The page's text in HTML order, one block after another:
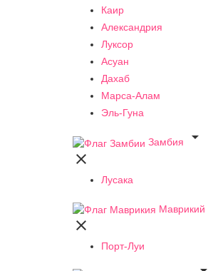
Каир
Александрия
Луксор
Асуан
Дахаб
Марса-Алам
Эль-Гуна
Замбия


Лусака
Маврикий

Порт-Луи